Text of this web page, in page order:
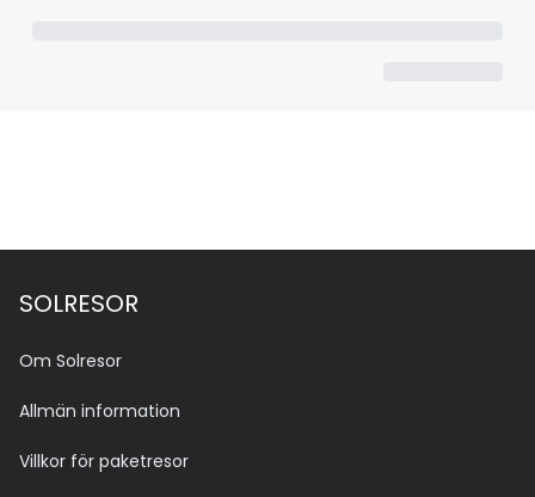
SOLRESOR
Om Solresor
Allmän information
Villkor för paketresor